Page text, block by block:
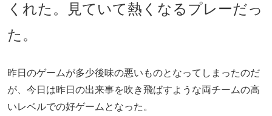
くれた。見ていて熱くなるプレーだっ
た。
昨日のゲームが多少後味の悪いものとなってしまったのだ
が、今日は昨日の出来事を吹き飛ばすような両チームの高
いレベルでの好ゲームとなった。